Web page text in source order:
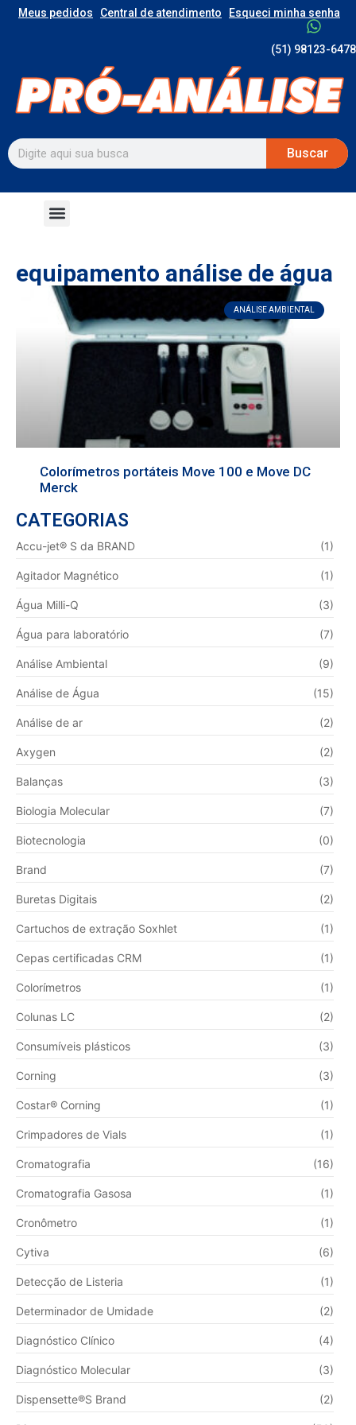
Meus pedidos Central de atendimento Esqueci minha senha
(51) 98123-6478
Buscar
equipamento análise de água
ANÁLISE AMBIENTAL
Colorímetros portáteis Move 100 e Move DC
Merck
CATEGORIAS
Accu-jet® S da BRAND (1)
Agitador Magnético (1)
Água Milli-Q (3)
Água para laboratório (7)
Análise Ambiental (9)
Análise de Água (15)
Análise de ar (2)
Axygen (2)
Balanças (3)
Biologia Molecular (7)
Biotecnologia (0)
Brand (7)
Buretas Digitais (2)
Cartuchos de extração Soxhlet (1)
Cepas certificadas CRM (1)
Colorímetros (1)
Colunas LC (2)
Consumíveis plásticos (3)
Corning (3)
Costar® Corning (1)
Crimpadores de Vials (1)
Cromatografia (16)
Cromatografia Gasosa (1)
Cronômetro (1)
Cytiva (6)
Detecção de Listeria (1)
Determinador de Umidade (2)
Diagnóstico Clínico (4)
Diagnóstico Molecular (3)
Dispensette®S Brand (2)